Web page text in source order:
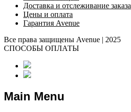
Доставка и отслеживание заказа
Цены и оплата
Гарантия Avenue
Все права защищены Avenue | 2025
СПОСОБЫ ОПЛАТЫ
Main Menu